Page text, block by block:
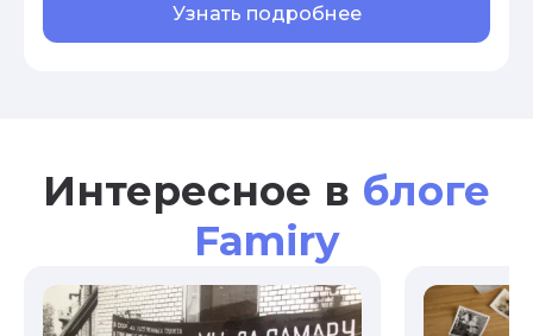
Узнать подробнее
Интересное в блоге
Famiry